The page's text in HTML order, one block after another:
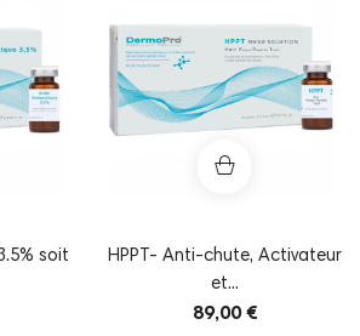
soit
HPPT- Anti-chute, Activateur
et...
89,00 €